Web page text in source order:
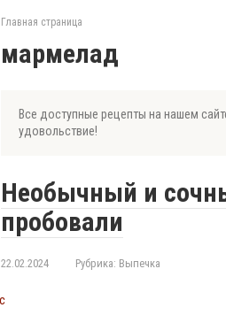
Главная страница
мармелад
Все доступные рецепты на нашем
удовольствие!
Необычный и
пробовали
22.02.2024 Рубрика: Выпечка